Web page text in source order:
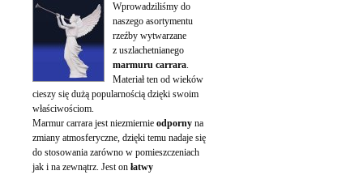
Wprowadziliśmy do
naszego asortymentu
rzeźby wytwarzane
z uszlachetnianego
marmuru carrara.
Materiał ten od wieków
cieszy się dużą popularnością dzięki swoim
właściwościom.
Marmur carrara jest niezmiernie odporny na
zmiany atmosferyczne, dzięki temu nadaje się
do stosowania zarówno w pomieszczeniach
jak i na zewnątrz. Jest on łatwy